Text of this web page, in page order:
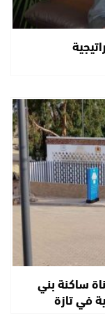
ساكنة بني
في تازة